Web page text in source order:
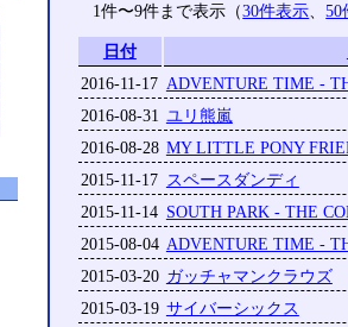
1件〜9件まで表示（30件表示、50
日付
2016-11-17 ADVENTURE TIME -
2016-08-31 ユリ熊嵐
2016-08-28 MY LITTLE PONY
2015-11-17 スペースダンディ
2015-11-14 SOUTH PARK - THE
2015-08-04 ADVENTURE TIME -
2015-03-20 ガッチャマンクラウズ
2015-03-19 サイバーシックス